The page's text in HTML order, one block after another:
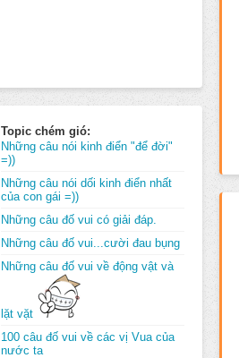
Topic chém gió:
Những câu nói kinh điển "để đời"
=))
Những câu nói dối kinh điển nhất
của con gái =))
Những câu đố vui có giải đáp.
Những câu đố vui...cười đau bụng
Những câu đố vui về động vật và
lặt vặt
100 câu đố vui về các vị Vua của
nước ta